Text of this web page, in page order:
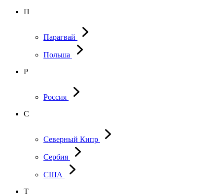
П
Парагвай
Польша
Р
Россия
С
Северный Кипр
Сербия
США
Т